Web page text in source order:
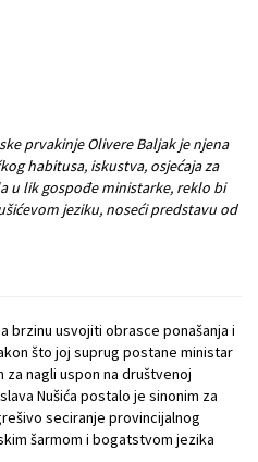
prvakinje Olivere Baljak je njena
habitusa, iskustva, osjećaja za
u lik gospođe ministarke, reklo bi
jeziku, noseći predstavu od
brzinu usvojiti obrasce ponašanja i
što joj suprug postane ministar
nagli uspon na društvenoj
Nušića postalo je sinonim za
seciranje provincijalnog
šarmom i bogatstvom jezika